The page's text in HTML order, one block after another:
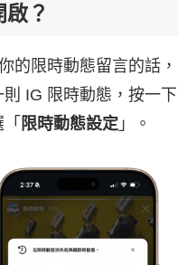
？
的限時動態留言的話，
IG 限時動態，按一下
限時動態設定 」。